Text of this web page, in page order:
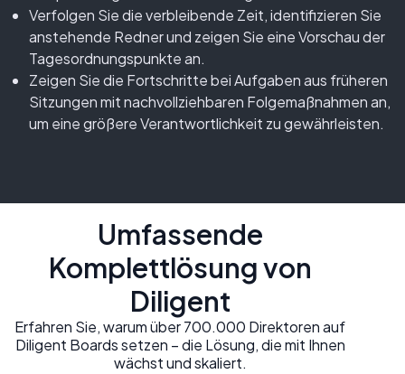
Verfolgen Sie die verbleibende Zeit, identifizieren Sie
anstehende Redner und zeigen Sie eine Vorschau der
Tagesordnungspunkte an.
Zeigen Sie die Fortschritte bei Aufgaben aus früheren
Sitzungen mit nachvollziehbaren Folgemaßnahmen an,
um eine größere Verantwortlichkeit zu gewährleisten.
Umfassende
Komplettlösung von
Diligent
Erfahren Sie, warum über 700.000 Direktoren auf
Diligent Boards setzen – die Lösung, die mit Ihnen
wächst und skaliert.